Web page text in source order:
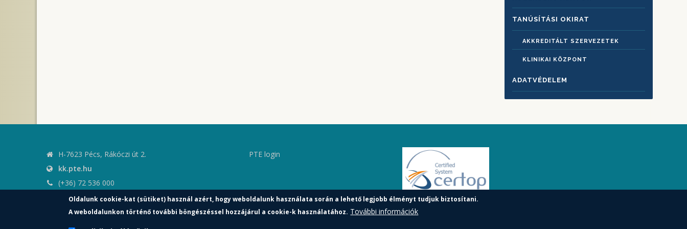
TANÚSÍTÁSI OKIRAT
AKKREDITÁLT SZERVEZETEK
KLINIKAI KÖZPONT
ADATVÉDELEM
H-7623 Pécs, Rákóczi út 2.
kk.pte.hu
(+36) 72 536 000
kk.elnoki.hivatal@pte.hu
pte.hu
PTE login
Oldalunk cookie-kat (sütiket) használ azért, hogy weboldalunk használata során a lehető legjobb élményt tudjuk biztosítani.
A weboldalunkon történő további böngészéssel hozzájárul a cookie-k használatához. További információk